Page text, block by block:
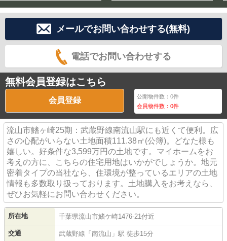
☆長い事物件を探しているけど中々良い物件に巡り合え
ない☆なんてご相談もお任せ下さい。
◆お子様がいても安心です！！
落ち着いてお話して頂けるようにキッズスペースをご用
意しておりますので、ご相談中は女性スタッフと一緒に
遊ばせて頂きますので、小さなお子様連れの方も気兼ね
なくご来店ください♪
◆お家の売却相談も承っております！！
お気軽にご連絡ください！！
メールでお問い合わせする(無料)
電話でお問い合わせする
無料会員登録はこちら
会員登録 公開物件数：0件
会員物件数：0件
流山市鰭ヶ崎25期：武蔵野線南流山駅にも近くて便利。広
さの心配がいらない土地面積111.38㎡(公簿)。どなた様も
嬉しい。好条件な3,599万円の土地です。マイホームをお
考えの方に、こちらの住宅用地はいかがでしょうか。地元
密着タイプの当社なら、住環境が整っているエリアの土地
情報も多数取り扱っております。土地購入をお考えなら、
ぜひお気軽にお問い合わせください。
所在地 千葉県流山市鰭ケ崎1476-21付近
交通 武蔵野線 「 南流山 」駅 徒歩15分